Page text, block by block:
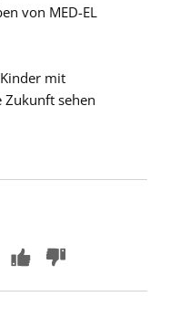
von MED-EL
Kinder mit
sehen